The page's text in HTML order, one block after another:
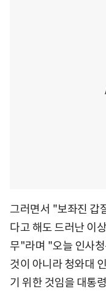
그러면서 "보좌진 갑
다고 해도 드러난 이
무"라며 "오늘 인사
것이 아니라 청와대
기 위한 것임을 대통